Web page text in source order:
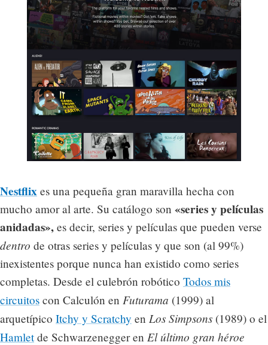
Nestflix es una pequeña gran maravilla hecha con
mucho amor al arte. Su catálogo son «series y películas
anidadas», es decir, series y películas que pueden verse
dentro de otras series y películas y que son (al 99%)
inexistentes porque nunca han existido como series
completas. Desde el culebrón robótico Todos mis
circuitos con Calculón en Futurama (1999) al
arquetípico Itchy y Scratchy en Los Simpsons (1989) o el
Hamletde Schwarzenegger en El último gran héroe